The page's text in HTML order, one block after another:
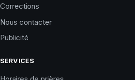
Corrections
Nous contacter
Publicité
SERVICES